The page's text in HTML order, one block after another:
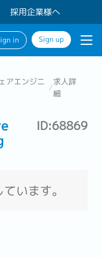
採用企業様へ
in Sign up
アエンジニ
/
求人詳
細
ID:68869
います。